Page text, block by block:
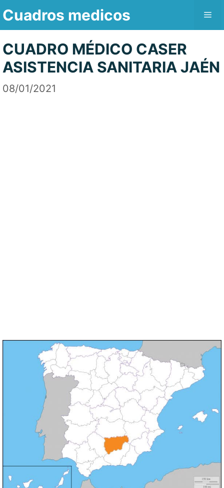
Saltar
contenido
Cuadros medicos
CUADRO MÉDICO CASER
ASISTENCIA SANITARIA JAÉN
08/01/2021